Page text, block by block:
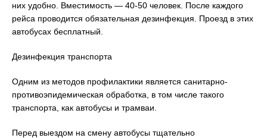
них удобно. Вместимость — 40-50 человек. После каждого
рейса проводится обязательная дезинфекция. Проезд в этих
автобусах бесплатный.
Дезинфекция транспорта
Одним из методов профилактики является санитарно-
противоэпидемическая обработка, в том числе такого
транспорта, как автобусы и трамваи.
Перед выездом на смену автобусы тщательно